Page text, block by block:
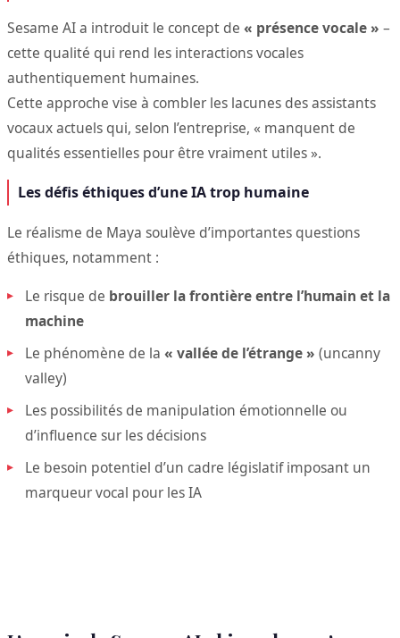
Sesame AI a introduit le concept de « présence vocale » –
cette qualité qui rend les interactions vocales
authentiquement humaines.
Cette approche vise à combler les lacunes des assistants
vocaux actuels qui, selon l’entreprise, « manquent de
qualités essentielles pour être vraiment utiles ».
Les défis éthiques d’une IA trop humaine
Le réalisme de Maya soulève d’importantes questions
éthiques, notamment :
Le risque de brouiller la frontière entre l’humain et la
machine
Le phénomène de la « vallée de l’étrange » (uncanny
valley)
Les possibilités de manipulation émotionnelle ou
d’influence sur les décisions
Le besoin potentiel d’un cadre législatif imposant un
marqueur vocal pour les IA